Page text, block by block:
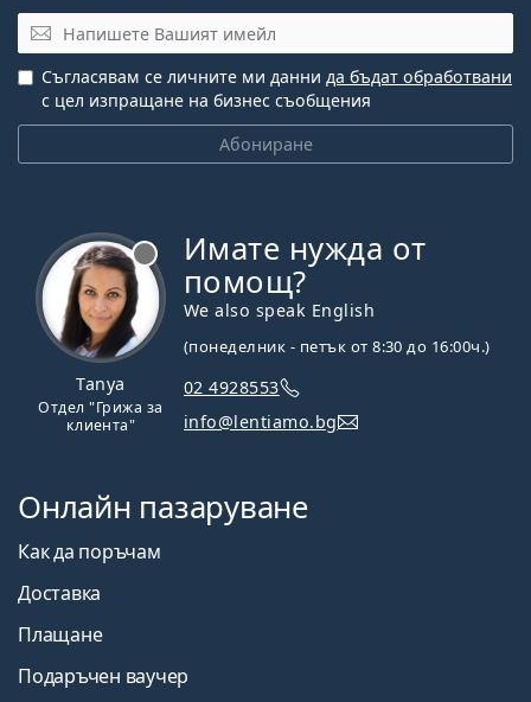
Имейл
Абониране
Съгласявам се личните ми данни да бъдат обработвани
с цел изпращане на бизнес съобщения
Tanya
Отдел "Грижа за
клиента"
Имате нужда от
помощ?
We also speak English
(понеделник - петък от 8:30 до 16:00ч.)
02 4928553
info@lentiamo.bg
Онлайн пазаруване
Как да поръчам
Доставка
Плащане
Подаръчен ваучер